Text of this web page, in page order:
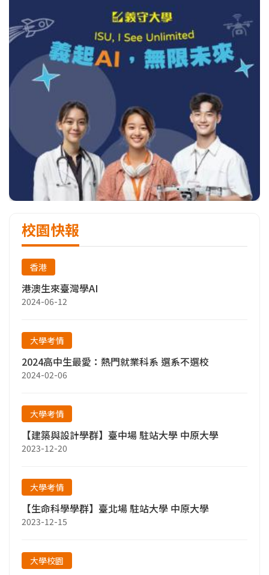
校園快報
香港
港澳生來臺灣學AI
2024-06-12
大學考情
2024高中生最愛：熱門就業科系 選系不選校
2024-02-06
大學考情
【建築與設計學群】臺中場 駐站大學 中原大學
2023-12-20
大學考情
【生命科學學群】臺北場 駐站大學 中原大學
2023-12-15
大學校園